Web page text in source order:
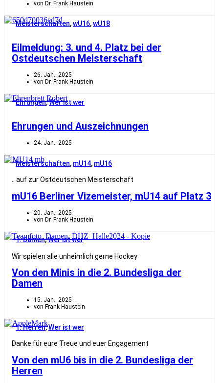
von Dr. Frank Haustein
Meisterschaften,wU16,wU18
Eilmeldung: 3. und 4. Platz bei der
Ostdeutschen Meisterschaft
26. Jan.. 2025
von Dr. Frank Haustein
Ehrungen,Wer ist wer
Ehrungen und Auszeichnungen
24. Jan.. 2025
Meisterschaften, mU14, mU16
.. auf zur Ostdeutschen Meisterschaft
mU16 Berliner Vizemeister, mU14 auf Platz 3
20. Jan.. 2025
von Dr. Frank Haustein
1. Damen,Wer ist wer
Wir spielen alle unheimlich gerne Hockey
Von den Minis in die 2. Bundesliga der
Damen
15. Jan.. 2025
von Frank Haustein
1. Herren,Wer ist wer
Danke für eure Treue und euer Engagement
Von den mU6 bis in die 2. Bundesliga der
Herren